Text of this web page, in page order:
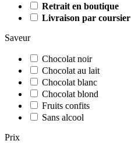
Retrait en boutique
Livraison par coursier
Saveur
Chocolat noir
Chocolat au lait
Chocolat blanc
Chocolat blond
Fruits confits
Sans alcool
Prix